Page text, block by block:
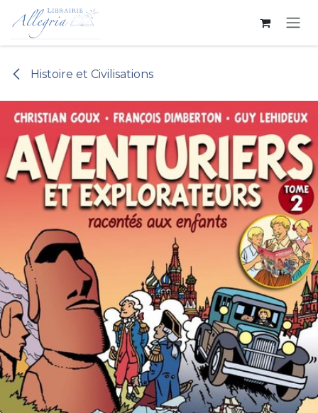
Se rendre au contenu
Histoire et Civilisations